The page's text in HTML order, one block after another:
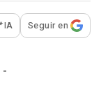
para
IA Seguir en